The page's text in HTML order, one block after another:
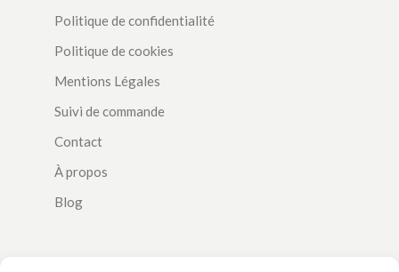
Politique de confidentialité
Politique de cookies
Mentions Légales
Suivi de commande
Contact
À propos
Blog